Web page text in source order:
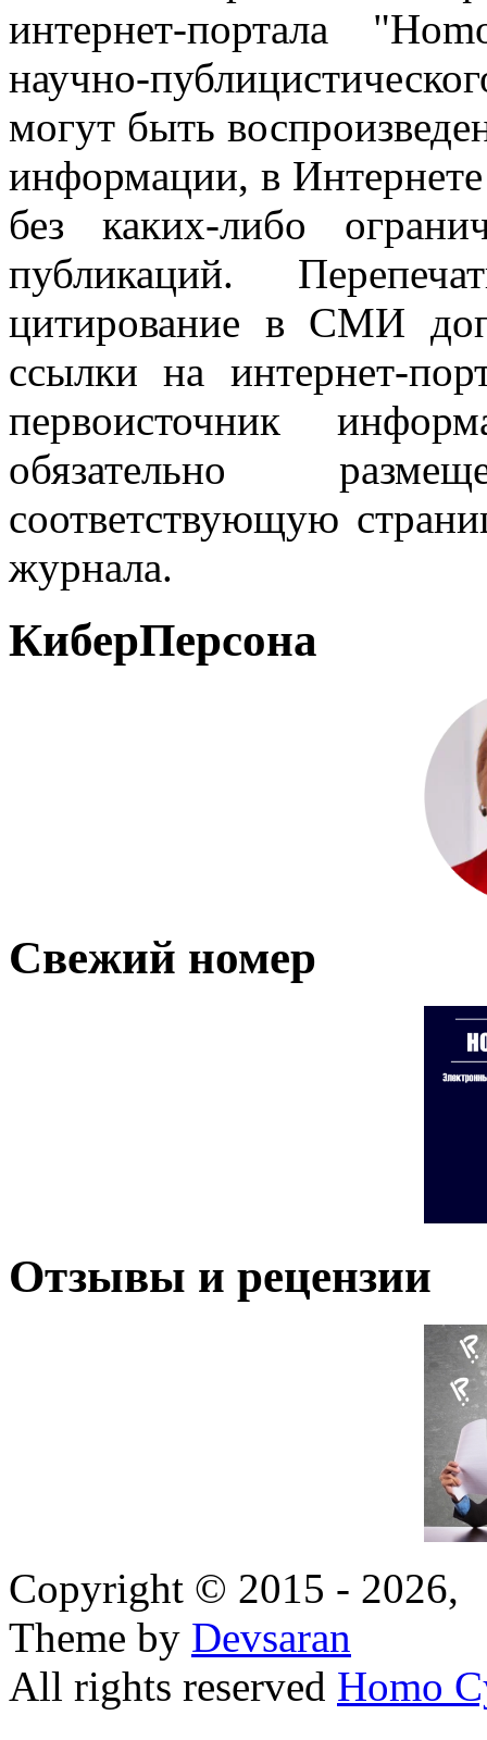
интернет-портала
научно-
могут быть
информации, в
без каких-либо
публикаций.
цитирование в СМИ
ссылки на интернет-
первоисточник
обязательно
соответствующую
журнала.
КиберПерсона
Свежий номер
Отзывы и рецензии
Copyright © 2015 - 2026,
Theme by Devsaran
All rights reserved Homo